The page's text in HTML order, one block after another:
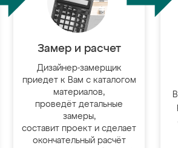
Замер и расчет
Дизайнер-замерщик
приедет к Вам с каталогом
материалов,
проведёт детальные
замеры,
составит проект и сделает
окончательный расчёт